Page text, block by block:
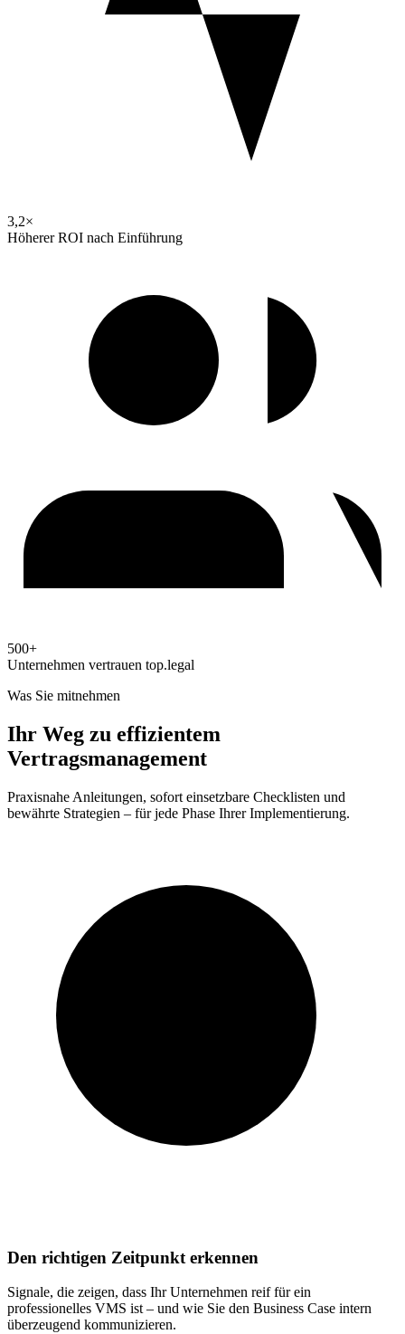
3,2×
Höherer ROI nach Einführung
500+
Unternehmen vertrauen top.legal
Was Sie mitnehmen
Ihr Weg zu effizientem
Vertragsmanagement
Praxisnahe Anleitungen, sofort einsetzbare Checklisten und
bewährte Strategien – für jede Phase Ihrer Implementierung.
Den richtigen Zeitpunkt erkennen
Signale, die zeigen, dass Ihr Unternehmen reif für ein
professionelles VMS ist – und wie Sie den Business Case intern
überzeugend kommunizieren.